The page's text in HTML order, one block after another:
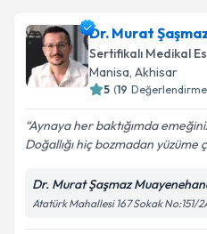
Dr. Murat
Sertifikalı Medikal
Manisa, Akhisar
5 (19
Aynaya her baktığımda
Doğallığı hiç bozmadan yüzüme
Dr. Murat Şaşmaz
Atatürk Mahallesi 167 Sokak No:151/